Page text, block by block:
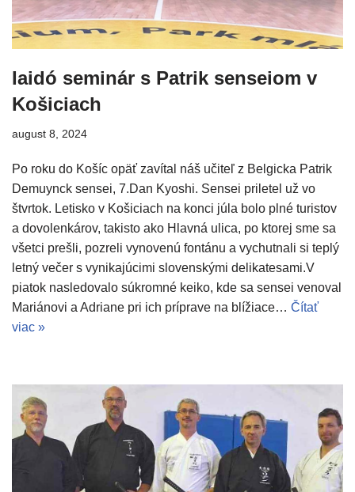
Iaidó seminár s Patrik senseiom v
Košiciach
august 8, 2024
Po roku do Košíc opäť zavítal náš učiteľ z Belgicka Patrik
Demuynck sensei, 7.Dan Kyoshi. Sensei priletel už vo
štvrtok. Letisko v Košiciach na konci júla bolo plné turistov
a dovolenkárov, takisto ako Hlavná ulica, po ktorej sme sa
všetci prešli, pozreli vynovenú fontánu a vychutnali si teplý
letný večer s vynikajúcimi slovenskými delikatesami.V
piatok nasledovalo súkromné keiko, kde sa sensei venoval
Mariánovi a Adriane pri ich príprave na blížiace… Čítať
viac »